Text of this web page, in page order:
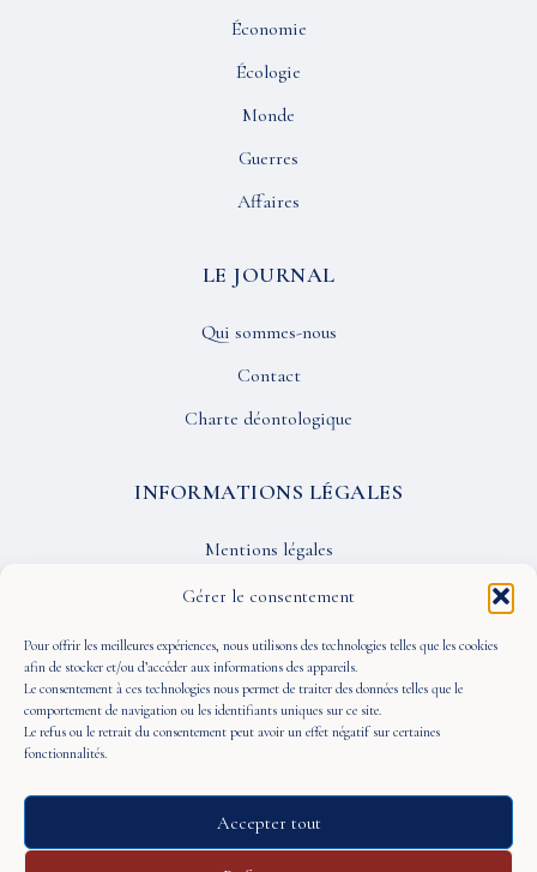
Gérer le consentement
Pour offrir les meilleures expériences, nous utilisons des technologies telles que les cookies
afin de stocker et/ou d’accéder aux informations des appareils.
Le consentement à ces technologies nous permet de traiter des données telles que le
comportement de navigation ou les identifiants uniques sur ce site.
Le refus ou le retrait du consentement peut avoir un effet négatif sur certaines
fonctionnalités.
Accepter tout
Économie
Écologie
Monde
Guerres
Affaires
LE JOURNAL
Qui sommes-nous
Contact
Charte déontologique
INFORMATIONS LÉGALES
Mentions légales
Confidentialité
CGU
SUIVEZ-NOUS